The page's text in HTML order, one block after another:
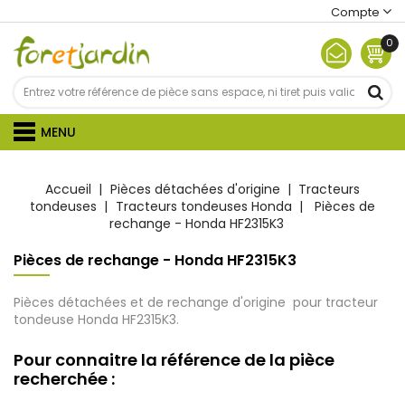
Compte
0
MENU
Accueil Pièces détachées d'origine
Tracteurs
tondeuses
Tracteurs tondeuses Honda
Pièces de
rechange - Honda HF2315K3
Pièces de rechange - Honda HF2315K3
Pièces détachées et de rechange d'origine pour tracteur
tondeuse Honda HF2315K3.
Pour connaitre la référence de la pièce
recherchée :